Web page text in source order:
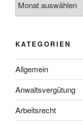
KATEGORIEN
Allgemein
Anwaltsvergütung
Arbeitsrecht